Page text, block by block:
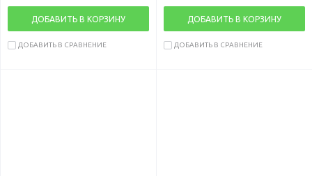
ДОБАВИТЬ В КОРЗИНУ
ДОБАВИТЬ В СРАВНЕНИЕ
ДОБАВИТЬ В КОРЗИНУ
ДОБАВИТЬ В СРАВНЕНИЕ